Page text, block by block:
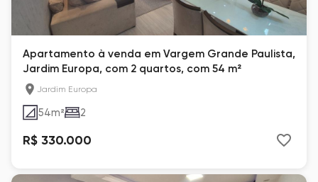
Apartamento à venda em Vargem Grande Paulista,
Jardim Europa, com 2 quartos, com 54 m²
Jardim Europa
54m² 2
R$ 330.000